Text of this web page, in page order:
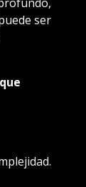
ser